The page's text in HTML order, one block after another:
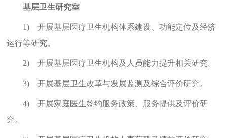
基层卫生研究室
1)
开展基层医疗卫生机构体系建设、功能定位及经济
运行等研究。
2) 开展基层医疗卫生机构及人员能力提升相关研究。
3) 开展基层卫生改革与发展监测及综合评价研究。
4)
开展家庭医生签约服务政策、服务提供及评价研
究。